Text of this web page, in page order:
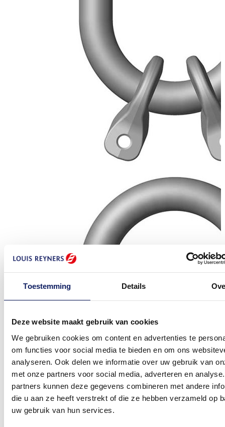
Toestemming Details
Deze website maakt gebruik van cookies
We gebruiken cookies om content en advertenties te
om functies voor social media te bieden en om ons
analyseren. Ook delen we informatie over uw gebruik van
met onze partners voor social media, adverteren en
partners kunnen deze gegevens combineren met andere
die u aan ze heeft verstrekt of die ze hebben verzameld op
uw gebruik van hun services.